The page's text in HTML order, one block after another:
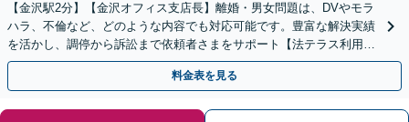
【金沢駅2分】【金沢オフィス支店長】離婚・男女問題は、DVやモラ
ハラ、不倫など、どのような内容でも対応可能です。豊富な解決実績
を活かし、調停から訴訟まで依頼者さまをサポート【法テラス利用
可】【初回30分無料】費用もご相談ください
料金表を見る